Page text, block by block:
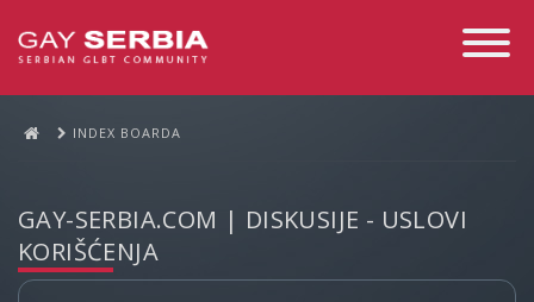
Toggle
INDEX BOARDA
GAY-SERBIA.COM | DISKUSIJE - USLOVI
KORIŠĆENJA